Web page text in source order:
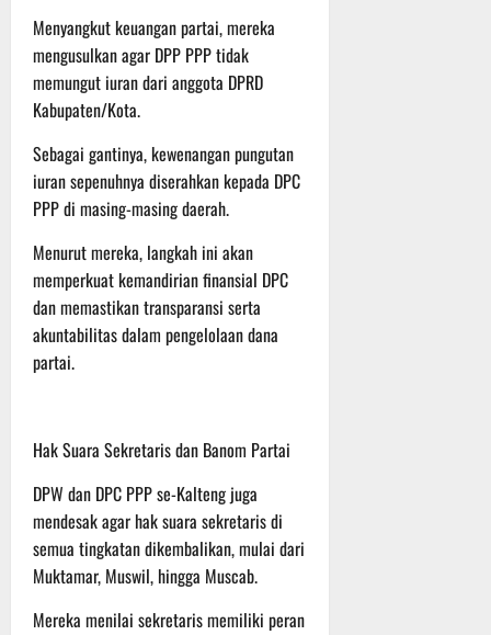
Menyangkut keuangan partai, mereka
mengusulkan agar DPP PPP tidak
memungut iuran dari anggota DPRD
Kabupaten/Kota.
Sebagai gantinya, kewenangan pungutan
iuran sepenuhnya diserahkan kepada DPC
PPP di masing-masing daerah.
Menurut mereka, langkah ini akan
memperkuat kemandirian finansial DPC
dan memastikan transparansi serta
akuntabilitas dalam pengelolaan dana
partai.
Hak Suara Sekretaris dan Banom Partai
DPW dan DPC PPP se-Kalteng juga
mendesak agar hak suara sekretaris di
semua tingkatan dikembalikan, mulai dari
Muktamar, Muswil, hingga Muscab.
Mereka menilai sekretaris memiliki peran